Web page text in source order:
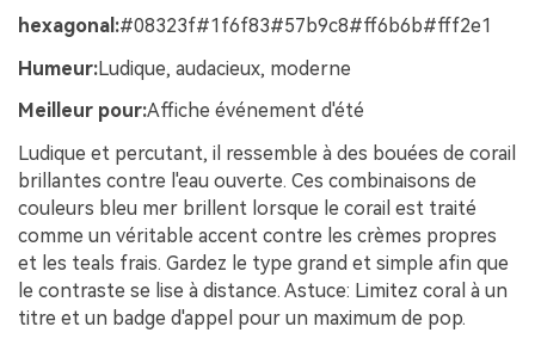
hexagonal:#08323f#1f6f83#57b9c8#ff6b6b#fff2e1
Humeur:Ludique, audacieux, moderne
Meilleur pour:Affiche événement d'été
Ludique et percutant, il ressemble à des bouées de corail
brillantes contre l'eau ouverte. Ces combinaisons de
couleurs bleu mer brillent lorsque le corail est traité
comme un véritable accent contre les crèmes propres
et les teals frais. Gardez le type grand et simple afin que
le contraste se lise à distance. Astuce: Limitez coral à un
titre et un badge d'appel pour un maximum de pop.